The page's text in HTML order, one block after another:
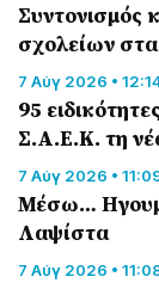
Συντονισμός
σχολείων στα
7 Αύγ 2026 •
95
Σ.Α.Ε.Κ. τη
7 Αύγ 2026 •
Μέσω…
Λαψίστα
7 Αύγ 2026 •